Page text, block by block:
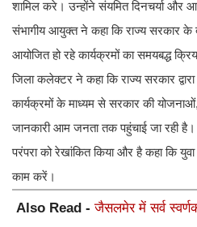
शामिल करे। उन्होंने संयमित दिनचर्या और
संभागीय आयुक्त ने कहा कि राज्य सरकार के
आयोजित हो रहे कार्यक्रमों का समयबद्ध
जिला कलेक्टर ने कहा कि राज्य सरकार
कार्यक्रमों के माध्यम से सरकार की
जानकारी आम जनता तक पहुंचाई जा रही
परंपरा को रेखांकित किया और है कहा कि
काम करें।
Also Read -जैसलमेर में सर्व